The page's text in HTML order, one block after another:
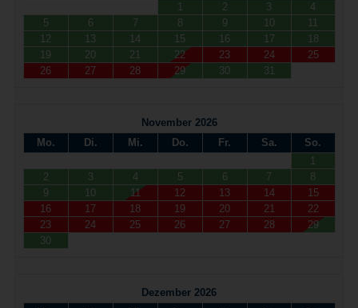
1
2 3
4
5
6 7 8 9 10
11
12
13 14 15 16 17
18
19
20 21 22 23 24
25
26
27 28 29 30 31
November 2026
Mo.
Di. Mi. Do. Fr. Sa.
So.
1
2
3 4 5 6 7
8
9
10 11 12 13 14
15
16
17 18 19 20 21
22
23
24 25 26 27 28
29
30
Dezember 2026